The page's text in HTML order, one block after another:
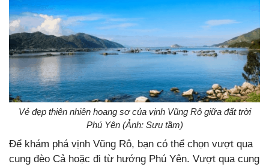
Vẻ đẹp thiên nhiên hoang sơ của vịnh Vũng Rô giữa đất trời
Phú Yên (Ảnh: Sưu tầm)
Để khám phá vịnh Vũng Rô, bạn có thể chọn vượt qua
cung đèo Cả hoặc đi từ hướng Phú Yên. Vượt qua cung